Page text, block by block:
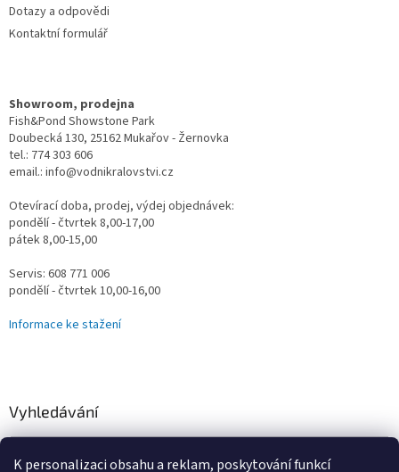
K personalizaci obsahu a reklam, poskytování funkcí
Dotazy a odpovědi
Kontaktní formulář
Showroom, prodejna
Fish&Pond Showstone Park
Doubecká 130, 25162 Mukařov - Žernovka
tel.: 774 303 606
email.: info@vodnikralovstvi.cz
Otevírací doba, prodej, výdej objednávek:
pondělí - čtvrtek 8,00-17,00
pátek 8,00-15,00
Servis: 608 771 006
pondělí - čtvrtek 10,00-16,00
Informace ke stažení
Vyhledávání
HLEDAT